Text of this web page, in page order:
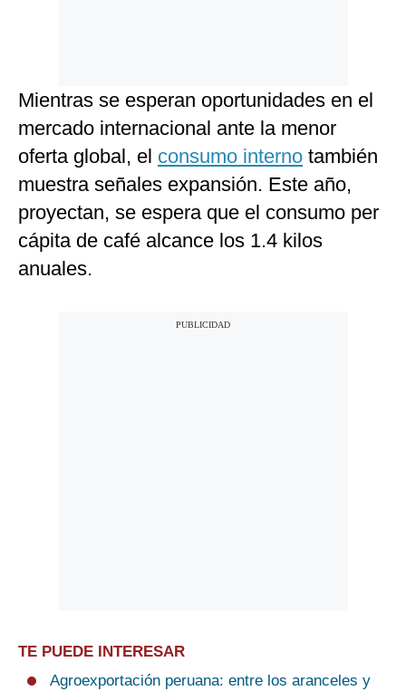
Mientras se esperan oportunidades en el
mercado internacional ante la menor
oferta global, el consumo interno también
muestra señales expansión. Este año,
proyectan, se espera que el consumo per
cápita de café alcance los 1.4 kilos
anuales.
TE PUEDE INTERESAR
Agroexportación peruana: entre los aranceles y